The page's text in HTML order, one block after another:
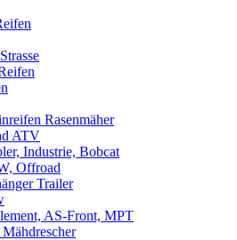
Rasenmäher
ATV
Industrie, Bobcat
Offroad
Trailer
AS-Front, MPT